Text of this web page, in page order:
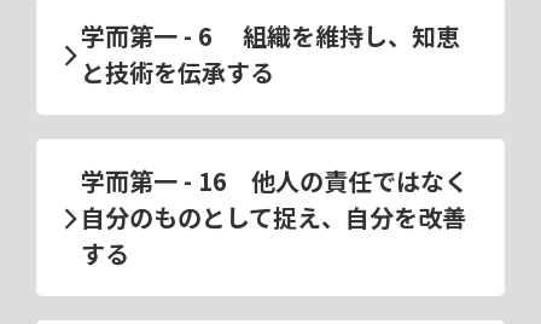
学而第一 - 6 組織を維持し、知恵
と技術を伝承する
学而第一 - 16 他人の責任ではなく
自分のものとして捉え、自分を改善
する